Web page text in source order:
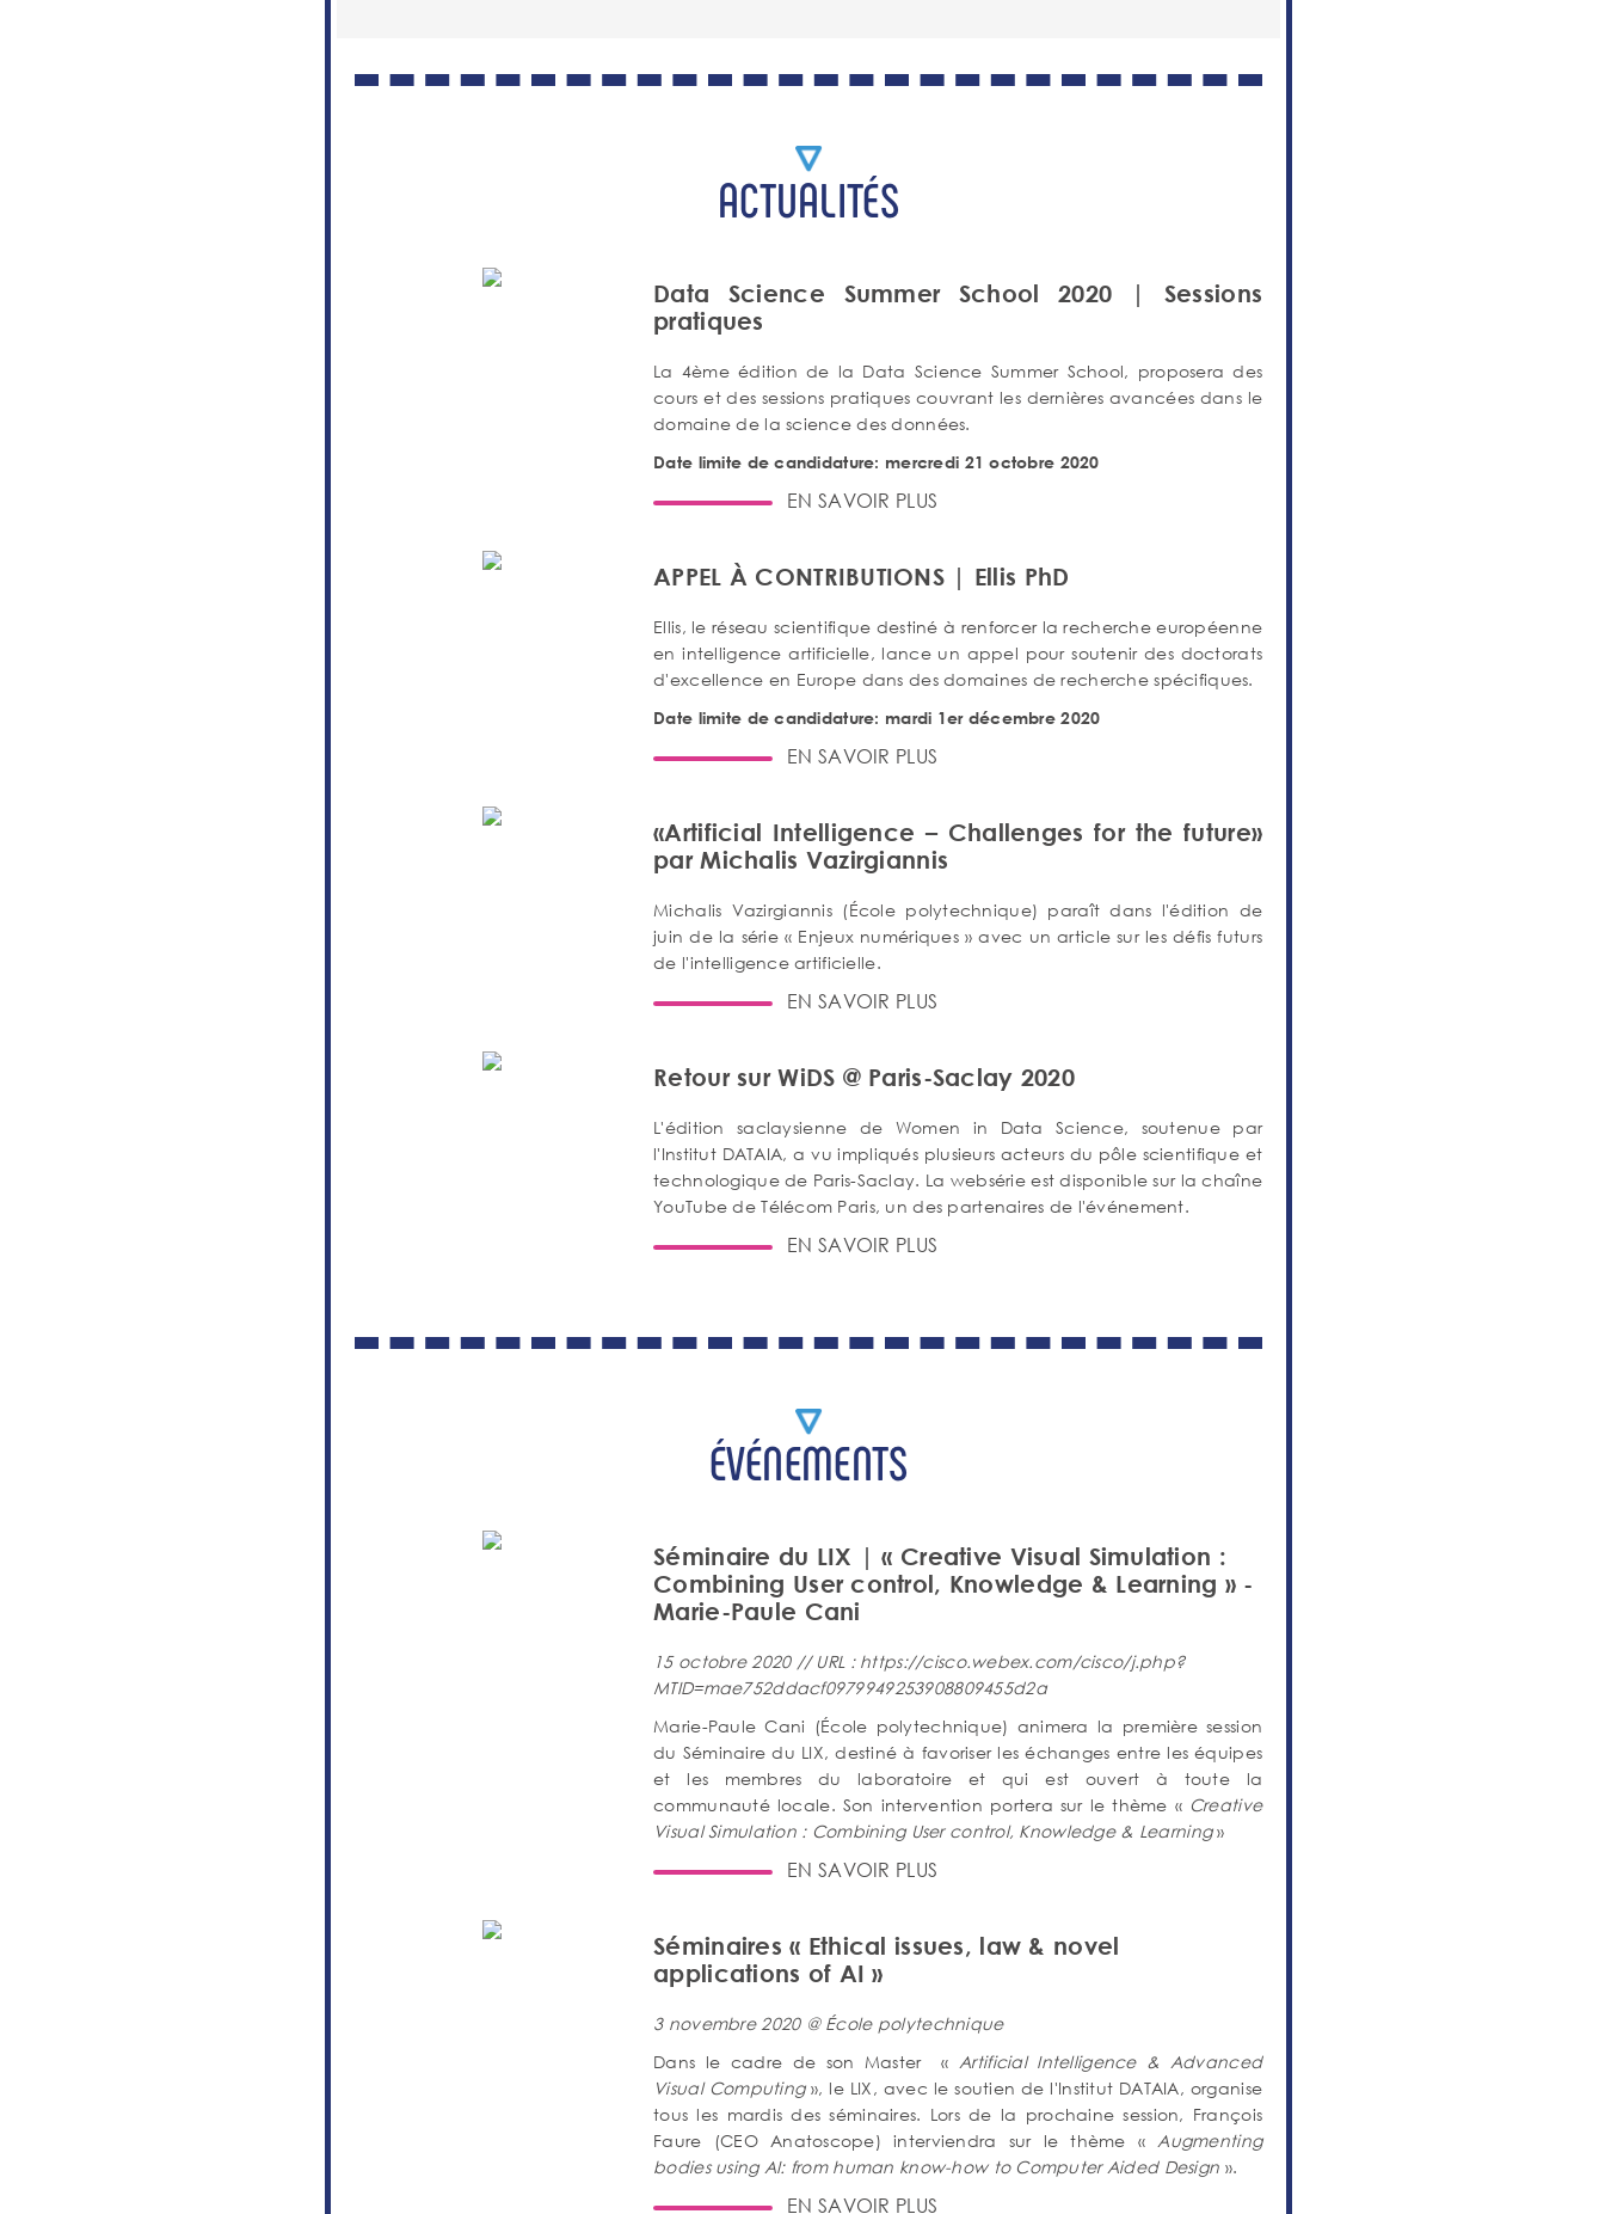
ACTUALITÉS
Data Science Summer School 2020 | Sessions
pratiques
La 4ème édition de la Data Science Summer School, proposera des
cours et des sessions pratiques couvrant les dernières avancées dans le
domaine de la science des données.
Date limite de candidature: mercredi 21 octobre 2020
EN SAVOIR PLUS
APPEL À CONTRIBUTIONS | Ellis PhD
Ellis, le réseau scientifique destiné à renforcer la recherche européenne
en intelligence artificielle, lance un appel pour soutenir des doctorats
d'excellence en Europe dans des domaines de recherche spécifiques.
Date limite de candidature: mardi 1er décembre 2020
EN SAVOIR PLUS
«Artificial Intelligence – Challenges for the future»
par Michalis Vazirgiannis
Michalis Vazirgiannis (École polytechnique) paraît dans l'édition de
juin de la série « Enjeux numériques » avec un article sur les défis futurs
de l'intelligence artificielle.
EN SAVOIR PLUS
Retour sur WiDS @ Paris-Saclay 2020
L'édition saclaysienne de Women in Data Science, soutenue par
l'Institut DATAIA, a vu impliqués plusieurs acteurs du pôle scientifique et
technologique de Paris-Saclay. La websérie est disponible sur la chaîne
YouTube de Télécom Paris, un des partenaires de l'événement.
EN SAVOIR PLUS
ÉVÉNEMENTS
Séminaire du LIX | « Creative Visual Simulation :
Combining User control, Knowledge & Learning » -
Marie-Paule Cani
15 octobre 2020 // URL : https://cisco.webex.com/cisco/j.php?
MTID=mae752ddacf0979949253908809455d2a
Marie-Paule Cani (École polytechnique) animera la première session
du Séminaire du LIX, destiné à favoriser les échanges entre les équipes
et les membres du laboratoire et qui est ouvert à toute la
communauté locale. Son intervention portera sur le thème « Creative
Visual Simulation : Combining User control, Knowledge & Learning»
EN SAVOIR PLUS
Séminaires « Ethical issues, law & novel
applications of AI »
3 novembre 2020 @ École polytechnique
Dans le cadre de son Master «Artificial Intelligence & Advanced
Visual Computing», le LIX, avec le soutien de l'Institut DATAIA, organise
tous les mardis des séminaires. Lors de la prochaine session, François
Faure (CEO Anatoscope) interviendra sur le thème «Augmenting
bodies using AI: from human know-how to Computer Aided Design ».
EN SAVOIR PLUS